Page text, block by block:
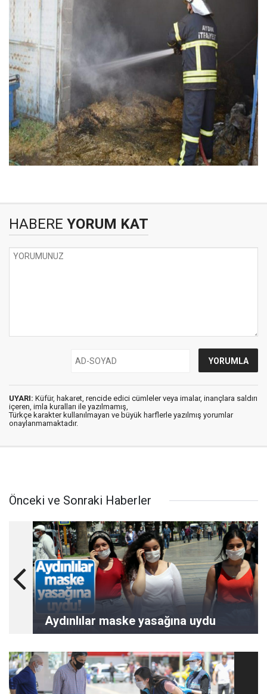
HABERE YORUM KAT
UYARI: Küfür, hakaret, rencide edici cümleler veya imalar, inançlara saldırı
içeren, imla kuralları ile yazılmamış,
Türkçe karakter kullanılmayan ve büyük harflerle yazılmış yorumlar
onaylanmamaktadır.
Önceki ve Sonraki Haberler
Aydınlılar maske yasağına uydu